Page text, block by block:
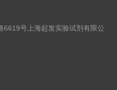
6619号上海起发实验试剂有限公